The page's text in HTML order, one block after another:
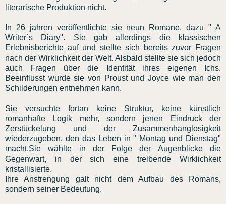
literarische Produktion nicht.
In 26 jahren veröffentlichte sie neun Romane, dazu " A
Writer`s Diary". Sie gab allerdings die klassischen
Erlebnisberichte auf und stellte sich bereits zuvor Fragen
nach der Wirklichkeit der Welt. Alsbald stellte sie sich jedoch
auch Fragen über die Identität ihres eigenen Ichs.
Beeinflusst wurde sie von Proust und Joyce wie man den
Schilderungen entnehmen kann.
Sie versuchte fortan keine Struktur, keine künstlich
romanhafte Logik mehr, sondern jenen Eindruck der
Zerstückelung und der Zusammenhanglosigkeit
wiederzugeben, den das Leben in " Montag und Dienstag"
macht.Sie wählte in der Folge der Augenblicke die
Gegenwart, in der sich eine treibende Wirklichkeit
kristallisierte.
Ihre Anstrengung galt nicht dem Aufbau des Romans,
sondern seiner Bedeutung.